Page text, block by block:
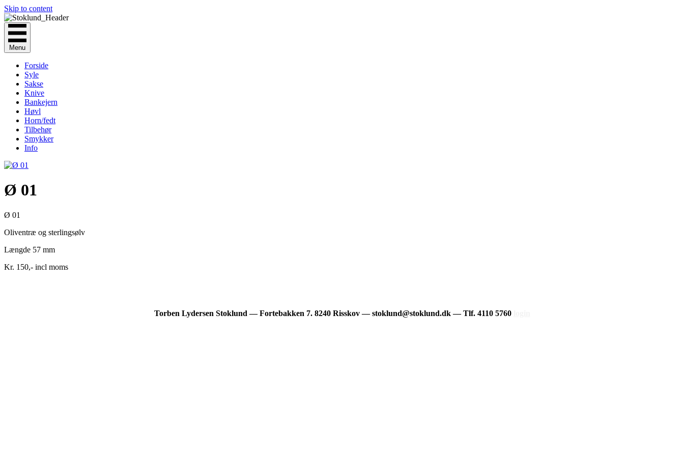
Skip to content
Menu
Forside
Syle
Sakse
Knive
Bankejern
Høvl
Horn/fedt
Tilbehør
Smykker
Info
Ø 01
Ø 01
Oliventræ og sterlingsølv
Længde 57 mm
Kr. 150,- incl moms
Torben Lydersen Stoklund — Fortebakken 7. 8240 Risskov — stoklund@stoklund.dk — Tlf. 4110 5760